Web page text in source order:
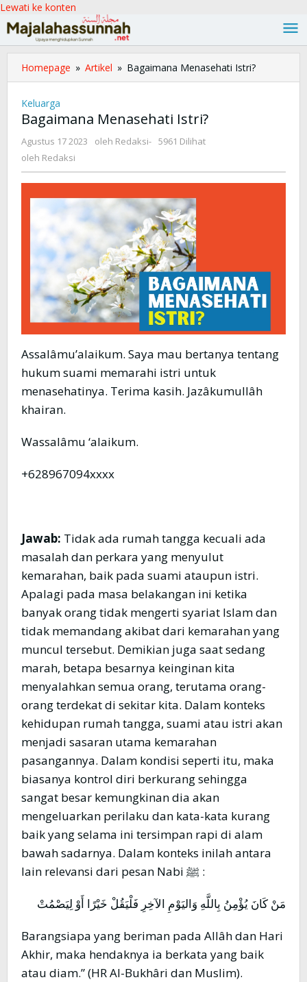
Lewati ke konten
Homepage » Artikel » Bagaimana Menasehati Istri?
Keluarga
Bagaimana Menasehati Istri?
Agustus 17 2023 oleh Redaksi- 5961 Dilihat
oleh Redaksi
Assalâmu’alaikum. Saya mau bertanya tentang
hukum suami memarahi istri untuk
menasehatinya. Terima kasih. Jazâkumullâh
khairan.
Wassalâmu ‘alaikum.
+628967094xxxx
Jawab: Tidak ada rumah tangga kecuali ada
masalah dan perkara yang menyulut
kemarahan, baik pada suami ataupun istri.
Apalagi pada masa belakangan ini ketika
banyak orang tidak mengerti syariat Islam dan
tidak memandang akibat dari kemarahan yang
muncul tersebut. Demikian juga saat sedang
marah, betapa besarnya keinginan kita
menyalahkan semua orang, terutama orang-
orang terdekat di sekitar kita. Dalam konteks
kehidupan rumah tangga, suami atau istri akan
menjadi sasaran utama kemarahan
pasangannya. Dalam kondisi seperti itu, maka
biasanya kontrol diri berkurang sehingga
sangat besar kemungkinan dia akan
mengeluarkan perilaku dan kata-kata kurang
baik yang selama ini tersimpan rapi di alam
bawah sadarnya. Dalam konteks inilah antara
lain relevansi dari pesan Nabi ﷺ :
مَنْ كَانَ يُؤْمِنُ بِاللَّهِ وَاليَوْمِ الآخِرِ فَلْيَقُلْ خَيْرًا أَوْ لِيَصْمُتْ
Barangsiapa yang beriman pada Allâh dan Hari
Akhir, maka hendaknya ia berkata yang baik
atau diam.” (HR Al-Bukhâri dan Muslim).